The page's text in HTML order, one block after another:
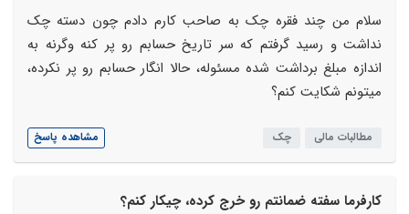
سلام من چند فقره چک به صاحب کارم دادم چون دسته چک
نداشت و رسید گرفتم که سر تاریخ حسابم رو پر کنه وگرنه به
اندازه مبلغ برداشت شده مسئوله، حالا انگار حسابم رو پر نکرده،
میتونم شکایت کنم؟
مطالبات مالی چک مشاهده پاسخ
کارفرما سفته ضمانتم رو خرج کرده، چیکار کنم؟